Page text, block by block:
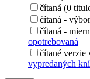
čítaná (0
čítaná -
čítaná -
opotrebovaná
čítané
vypredaných